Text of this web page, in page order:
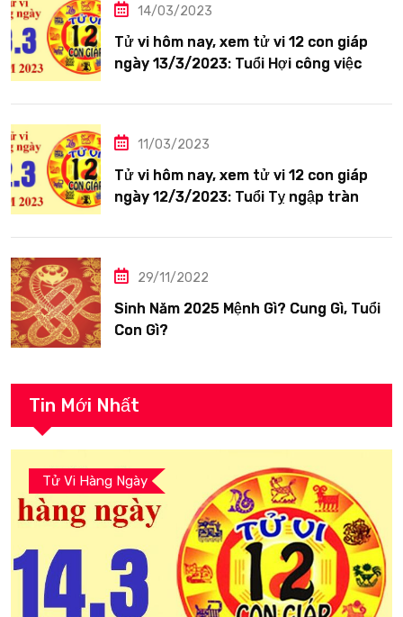
14/03/2023
Tử vi hôm nay, xem tử vi 12 con giáp
ngày 13/3/2023: Tuổi Hợi công việc
11/03/2023
Tử vi hôm nay, xem tử vi 12 con giáp
ngày 12/3/2023: Tuổi Tỵ ngập tràn
29/11/2022
Sinh Năm 2025 Mệnh Gì? Cung Gì, Tuổi
Con Gì?
Tin Mới Nhất
Tử Vi Hàng Ngày